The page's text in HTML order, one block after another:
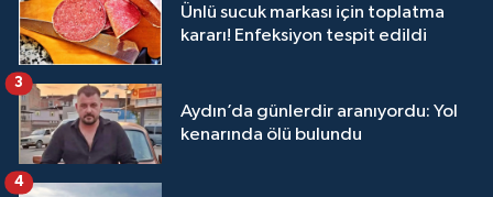
Ünlü sucuk markası için toplatma
kararı! Enfeksiyon tespit edildi
Aydın’da günlerdir aranıyordu: Yol
kenarında ölü bulundu
3
4